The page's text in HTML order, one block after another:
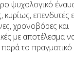
ψυχολογικό
κυρίως, επενδυτές
χρονοβόρες και
με αποτέλεσμα
παρά το